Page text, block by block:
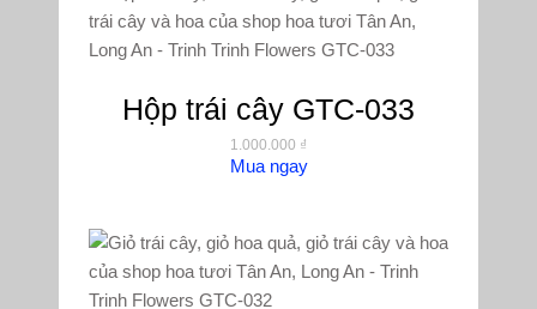
Hộp trái cây GTC-033
1.000.000 ₫
Mua ngay